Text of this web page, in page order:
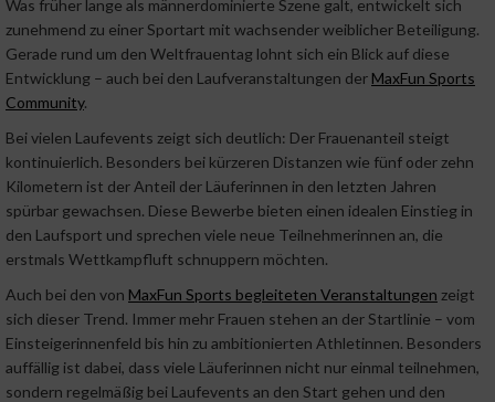
Was früher lange als männerdominierte Szene galt, entwickelt sich
zunehmend zu einer Sportart mit wachsender weiblicher Beteiligung.
Gerade rund um den Weltfrauentag lohnt sich ein Blick auf diese
Entwicklung – auch bei den Laufveranstaltungen der MaxFun Sports
Community.
Bei vielen Laufevents zeigt sich deutlich: Der Frauenanteil steigt
kontinuierlich. Besonders bei kürzeren Distanzen wie fünf oder zehn
Kilometern ist der Anteil der Läuferinnen in den letzten Jahren
spürbar gewachsen. Diese Bewerbe bieten einen idealen Einstieg in
den Laufsport und sprechen viele neue Teilnehmerinnen an, die
erstmals Wettkampfluft schnuppern möchten.
Auch bei den von MaxFun Sports begleiteten Veranstaltungen zeigt
sich dieser Trend. Immer mehr Frauen stehen an der Startlinie – vom
Einsteigerinnenfeld bis hin zu ambitionierten Athletinnen. Besonders
auffällig ist dabei, dass viele Läuferinnen nicht nur einmal teilnehmen,
sondern regelmäßig bei Laufevents an den Start gehen und den